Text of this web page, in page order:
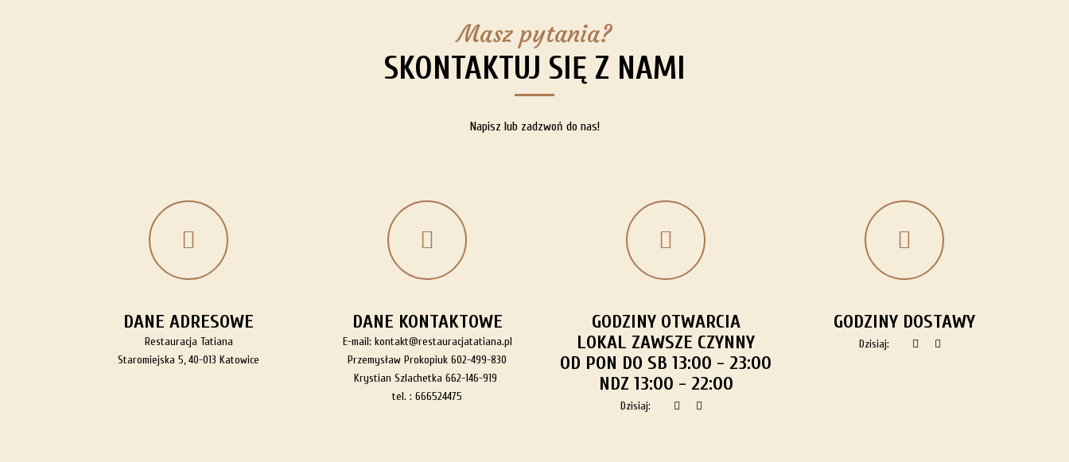
Masz pytania?
SKONTAKTUJ SIĘ Z NAMI
Napisz lub zadzwoń do nas!
DANE ADRESOWE
Restauracja Tatiana
Staromiejska 5, 40-013 Katowice
DANE KONTAKTOWE
E-mail: kontakt@restauracjatatiana.pl
Przemysław Prokopiuk 602-499-830
Krystian Szlachetka 662-146-919
tel. : 666524475
GODZINY OTWARCIA
LOKAL ZAWSZE CZYNNY
OD PON DO SB 13:00 - 23:00
NDZ 13:00 - 22:00
Dzisiaj:
GODZINY DOSTAWY
Dzisiaj: